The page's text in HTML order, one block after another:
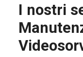
I nostri